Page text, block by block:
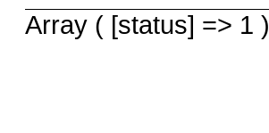
Array ( [status] => 1 )